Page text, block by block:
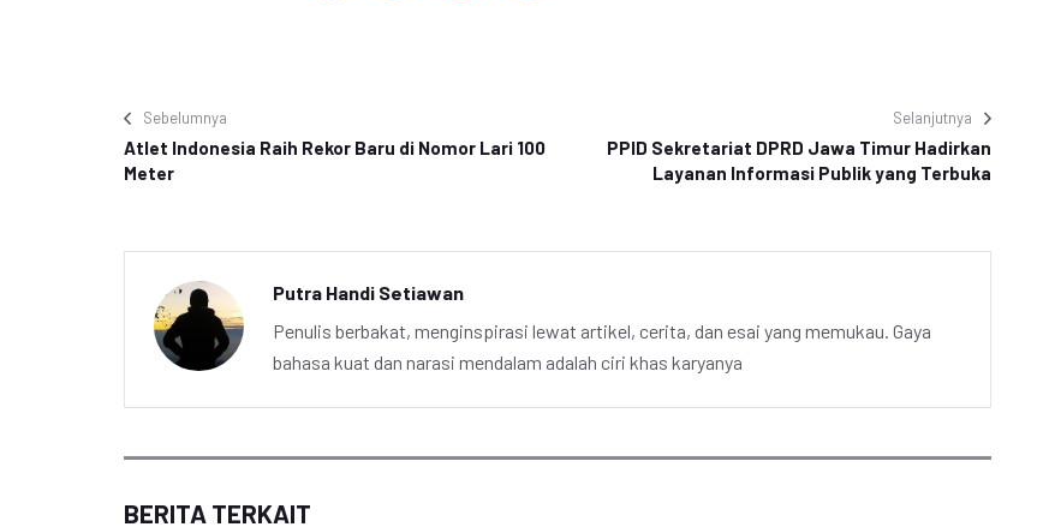
Sebelumnya
Atlet Indonesia Raih Rekor Baru di Nomor Lari 100
Meter
Selanjutnya
PPID Sekretariat DPRD Jawa Timur Hadirkan
Layanan Informasi Publik yang Terbuka
Putra Handi Setiawan
Penulis berbakat, menginspirasi lewat artikel, cerita, dan esai yang memukau. Gaya
bahasa kuat dan narasi mendalam adalah ciri khas karyanya
BERITA TERKAIT